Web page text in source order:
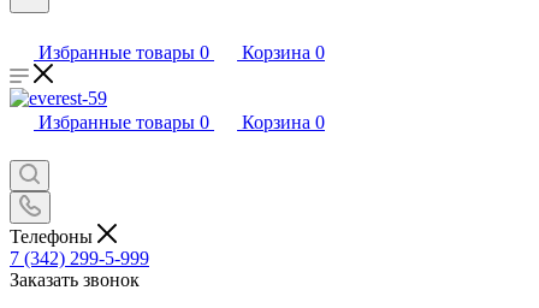
Избранные товары 0 Корзина 0
Избранные товары 0 Корзина 0
Телефоны
7 (342) 299-5-999
Заказать звонок